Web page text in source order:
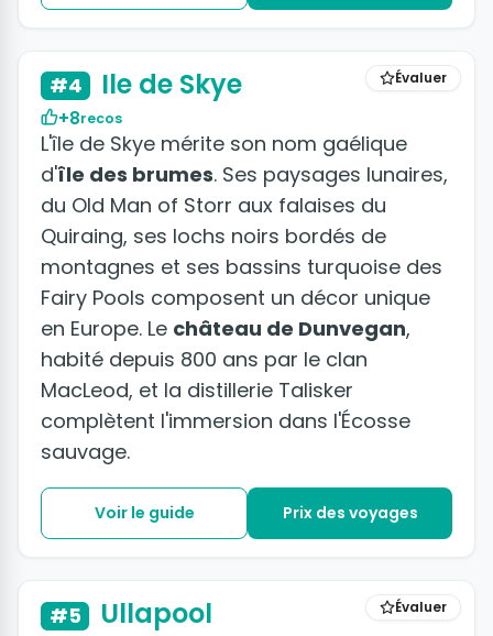
Évaluer
#4 Ile de Skye
+8recos
L'île de Skye mérite son nom gaélique
d'île des brumes. Ses paysages lunaires,
du Old Man of Storr aux falaises du
Quiraing, ses lochs noirs bordés de
montagnes et ses bassins turquoise des
Fairy Pools composent un décor unique
en Europe. Le château de Dunvegan,
habité depuis 800 ans par le clan
MacLeod, et la distillerie Talisker
complètent l'immersion dans l'Écosse
sauvage.
Voir le guide Prix des voyages
Évaluer
#5 Ullapool